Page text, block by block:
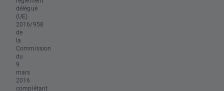
délégué
(UE)
2016/958
de
la
Commission
du
9
mars
2016
complétant